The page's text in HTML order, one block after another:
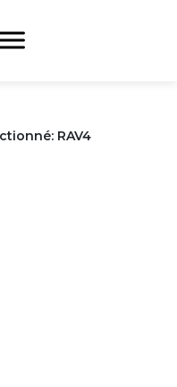
RAV4